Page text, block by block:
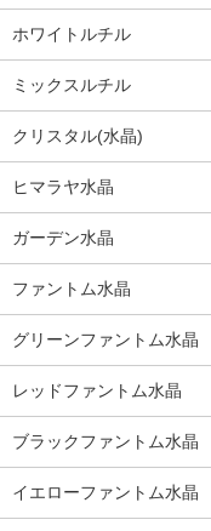
ホワイトルチル
ミックスルチル
クリスタル(水晶)
ヒマラヤ水晶
ガーデン水晶
ファントム水晶
グリーンファントム水晶
レッドファントム水晶
ブラックファントム水晶
イエローファントム水晶